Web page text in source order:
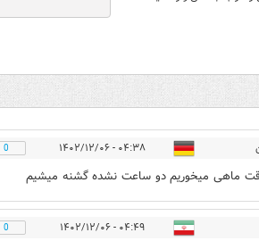
۰۴:۳۸ - ۱۴۰۲/۱۲/۰۶ 0
ماهی میخوریم دو ساعت نشده گشنه میشیم
۰۴:۴۹ - ۱۴۰۲/۱۲/۰۶ 0